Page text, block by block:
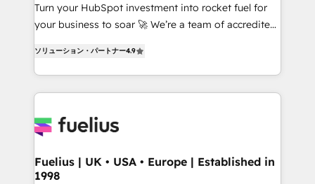
GuardHub: our AI governance framework, built on
ISO 42001 Ready for the next step? Click the 👈
Turn your HubSpot investment into rocket fuel for
your business to soar 🚀 We’re a team of accredited
implement the platform into complex business
environments, optimise what you've got and make
sure you can actually use it, build your website in
for you and execute it on HubSpot. We are on the
framework, meaning we've been accredited by
HubSpot and vetted by the CCS, which means we
ソリューション・パートナー4.9
Fuelius | UK • USA • Europe | Established in
1998